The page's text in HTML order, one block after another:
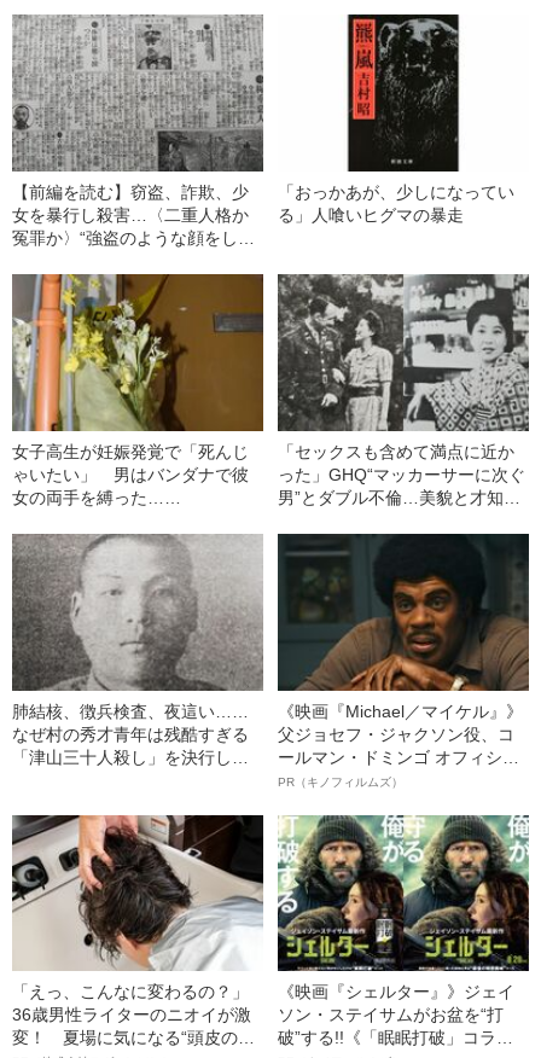
【前編を読む】窃盗、詐欺、少
女を暴行し殺害…〈二重人格か
冤罪か〉“強盗のような顔をし
「おっかあが、少しになってい
る」人喰いヒグマの暴走
女子高生が妊娠発覚で「死んじ
ゃいたい」 男はバンダナで彼
女の両手を縛った……
「セックスも含めて満点に近か
った」GHQ“マッカーサーに次ぐ
男”とダブル不倫…美貌と才知で
たもの
肺結核、徴兵検査、夜這い……
なぜ村の秀才青年は残酷すぎる
「津山三十人殺し」を決行した
《映画『Michael／マイケル』》
父ジョセフ・ジャクソン役、コ
ールマン・ドミンゴ オフィシャ
ルインタビュー“観客を魅了した
語る”《日本興収70億円突破》
PR（キノフィルムズ）
「えっ、こんなに変わるの？」
36歳男性ライターのニオイが激
変！ 夏場に気になる“頭皮のニ
《映画『シェルター』》ジェイ
ソン・ステイサムがお盆を“打
破”する!!《「眠眠打破」コラ